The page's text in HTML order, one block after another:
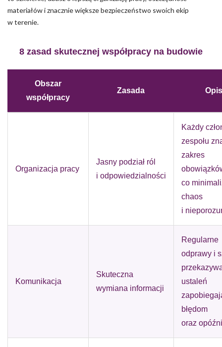
materiałów i znacznie większe bezpieczeństwo swoich ekip
w terenie.
8 zasad skutecznej współpracy na budowie
Obszar
współpracy
Zasada Opis
Organizacja pracy
Jasny podział ról
i odpowiedzialności
Każdy
zespołu
zakres
co
chaos
i
Komunikacja
Skuteczna
wymiana informacji
Regularne
odprawy i
ustaleń
błędom
oraz